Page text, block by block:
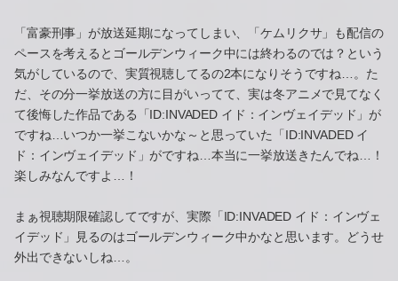
「富豪刑事」が放送延期になってしまい、「ケムリクサ」も配信の
ペースを考えるとゴールデンウィーク中には終わるのでは？という
気がしているので、実質視聴してるの2本になりそうですね…。た
だ、その分一挙放送の方に目がいってて、実は冬アニメで見てなく
て後悔した作品である「ID:INVADED イド：インヴェイデッド」が
ですね…いつか一挙こないかな～と思っていた「ID:INVADED イ
ド：インヴェイデッド」がですね…本当に一挙放送きたんでね…！
楽しみなんですよ…！
まぁ視聴期限確認してですが、実際「ID:INVADED イド：インヴェ
イデッド」見るのはゴールデンウィーク中かなと思います。どうせ
外出できないしね…。